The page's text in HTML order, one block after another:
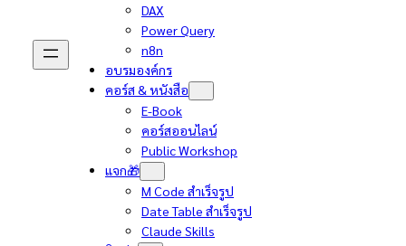
DAX
Power Query
n8n
อบรมองค์กร
คอร์ส & หนังสือ
E-Book
คอร์สออนไลน์
Public Workshop
แจก🎁
M Code สำเร็จรูป
Date Table สำเร็จรูป
Claude Skills